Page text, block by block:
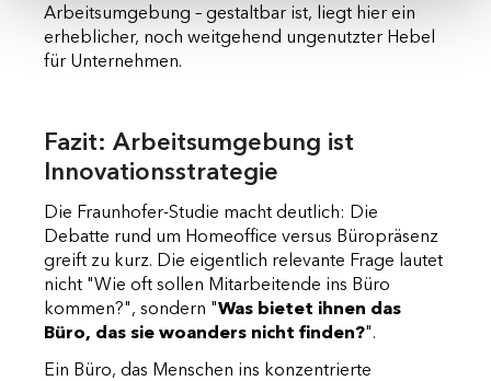
Arbeitsumgebung – gestaltbar ist, liegt hier ein
erheblicher, noch weitgehend ungenutzter Hebel
für Unternehmen.
Fazit: Arbeitsumgebung ist
Innovationsstrategie
Die Fraunhofer-Studie macht deutlich: Die
Debatte rund um Homeoffice versus Büropräsenz
greift zu kurz. Die eigentlich relevante Frage lautet
nicht "Wie oft sollen Mitarbeitende ins Büro
kommen?", sondern "Was bietet ihnen das
Büro, das sie woanders nicht finden?".
Ein Büro, das Menschen ins konzentrierte